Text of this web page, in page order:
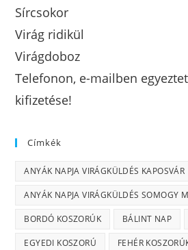
Sírcsokor
Virág ridikül
Virágdoboz
Telefonon, e-mailben
kifizetése!
Címkék
ANYÁK NAPJA VIRÁGKÜLDÉS KAPOSVÁR
ANYÁK NAPJA VIRÁGKÜLDÉS SOMOGY
BORDÓ KOSZORÚK BÁLINT NAP
EGYEDI KOSZORÚ FEHÉR